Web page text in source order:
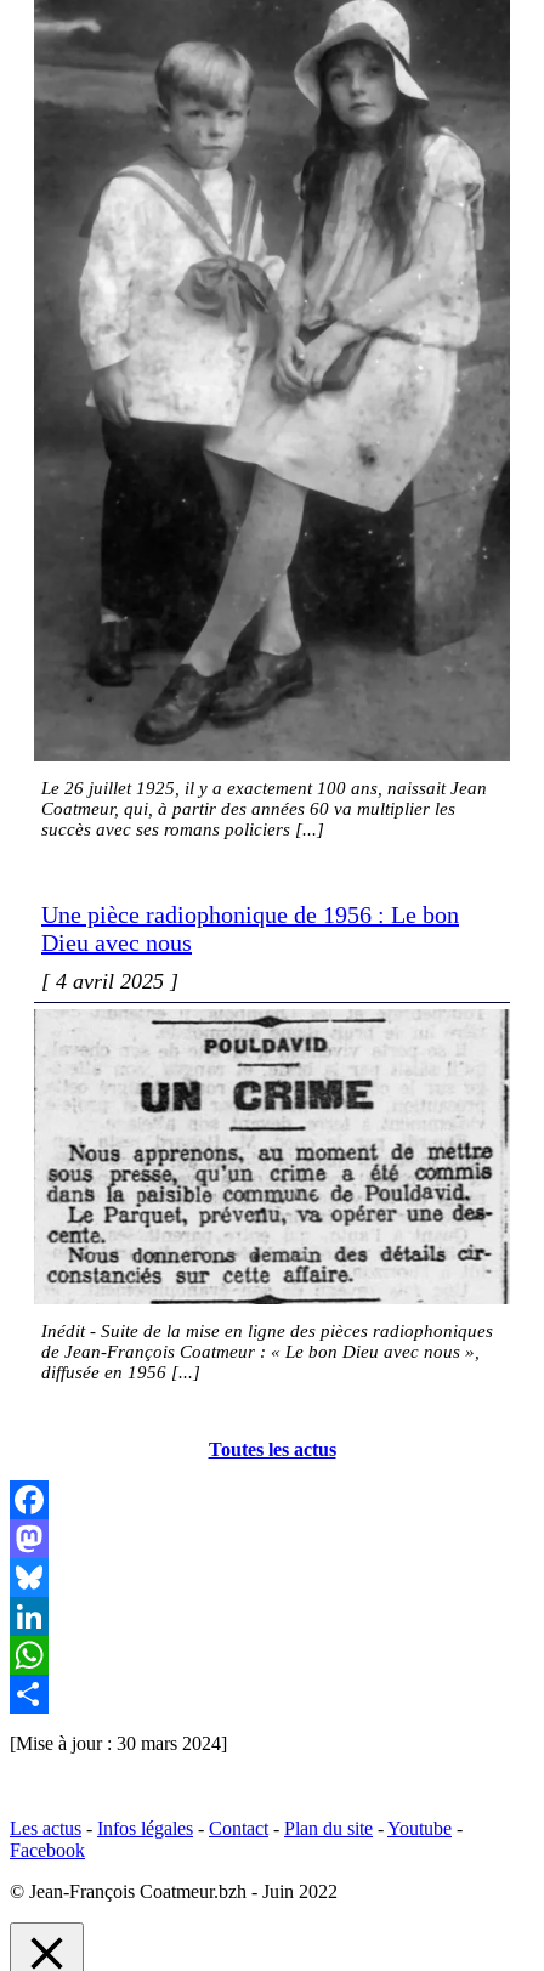
Le 26 juillet 1925, il y a exactement 100 ans, naissait Jean
Coatmeur, qui, à partir des années 60 va multiplier les
succès avec ses romans policiers
Une pièce radiophonique de 1956 : Le bon
Dieu avec nous
4 avril 2025
Inédit - Suite de la mise en ligne des pièces radiophoniques
de Jean-François Coatmeur : « Le bon Dieu avec nous »,
diffusée en 1956
Toutes les actus
Facebook
Mastodon
Bluesky
LinkedIn
WhatsApp
Partager
[Mise à jour : 30 mars 2024]
Les actus - Infos légales - Contact - Plan du site -Youtube -
Facebook
© Jean-François Coatmeur.bzh - Juin 2022